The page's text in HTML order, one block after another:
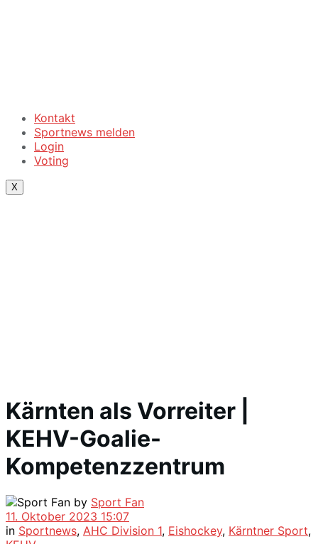
Kontakt
Sportnews melden
Login
Voting
X
Kärnten als Vorreiter |
KEHV-Goalie-
Kompetenzzentrum
by Sport Fan
11. Oktober 2023 15:07
in Sportnews, AHC Division 1, Eishockey, Kärntner Sport,